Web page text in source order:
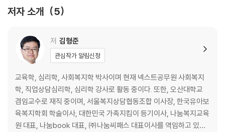
제1회 필기 기출문제
제2회 필기 기출문제
제3회 필기 기출문제
2017년
제1회 필기 기출문제
제2회 필기 기출문제
제3회 필기 기출문제
저자 소개 5
저 김형준
관심작가 알림신청
교육학, 심리학, 사회복지학 박사이며 현재 넥스트공무원 사회복지
학, 직업상담심리학, 심리학 강사로 활동 중이다. 또한, 오산대학교
겸임교수로 재직 중이며, 서울복지상담협동조합 이사장, 한국유아보
육복지학회 학술이사, 대한민국 가족지킴이 등기이사, 나눔복지교육
원 대표, 나눔book 대표, ㈜나눔씨패스 대표이사를 역임하고 있다.